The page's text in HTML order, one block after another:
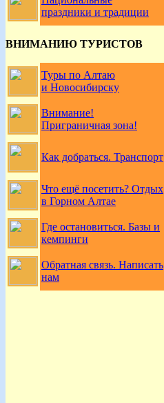
праздники и традиции
ВНИМАНИЮ ТУРИСТОВ
Туры по Алтаю
и Новосибирску
Внимание!
Приграничная зона!
Как добраться. Транспорт
Что ещё посетить? Отдых
в Горном Алтае
Где остановиться. Базы и
кемпинги
Обратная связь. Написать
нам